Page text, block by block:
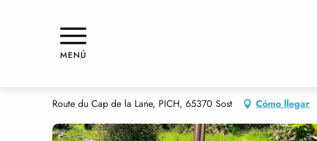
MENÚ
YOURTES I PORTILLON DES FÉES
Route du Cap de la Lane, PICH, 65370 Sost Cómo llegar